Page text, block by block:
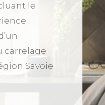
le
carrelage
Savoie.